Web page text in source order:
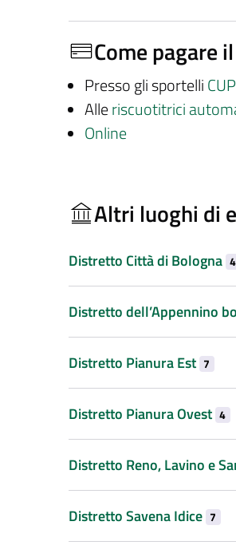
Come pagare
Presso gli sportelli CUP
Alleriscuotitrici
Online
Altri luoghi di
Distretto Città di Bologna 4
Distretto dell’Appennino
Distretto Pianura Est 7
Distretto Pianura Ovest 4
Distretto Reno, Lavino e
Distretto Savena Idice 7